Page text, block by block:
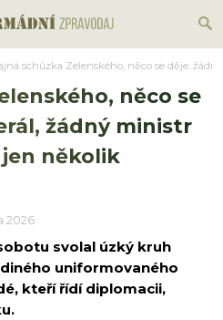
schůzka Zelenského, něco se děje:
něco se
žádný ministr
jen několik
2026
svolal úzký kruh
uniformovaného
kteří řídí diplomacii,